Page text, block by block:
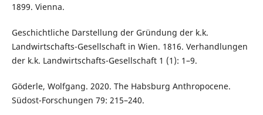
1899. Vienna.
Geschichtliche Darstellung der Gründung der k.k.
Landwirtschafts-Gesellschaft in Wien. 1816. Verhandlungen
der k.k. Landwirtschafts-Gesellschaft 1 (1): 1–9.
Göderle, Wolfgang. 2020. The Habsburg Anthropocene.
Südost-Forschungen 79: 215–240.